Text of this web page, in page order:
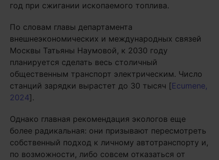
год при сжигании ископаемого топлива.
По словам главы департамента
внешнеэкономических и международных связей
Москвы Татьяны Наумовой, к 2030 году
планируется сделать весь столичный
общественным транспорт электрическим. Число
станций зарядки вырастет до 30 тысяч [Ecumene,
2024].
Однако главная рекомендация экологов еще
более радикальная: они призывают пересмотреть
собственный подход к личному автотранспорту и,
по возможности, либо совсем отказаться от